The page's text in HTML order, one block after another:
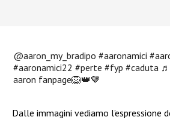
@aaron_my_bradipo #aaronamici
#aaronamici22 #perte #fyp #caduta ♬
aaron fanpage🦁👑🤎
Dalle immagini vediamo l’espressione